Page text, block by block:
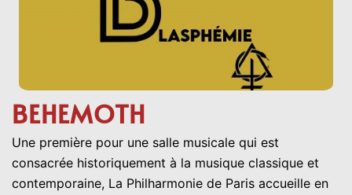
BEHEMOTH
Une première pour une salle musicale qui est
consacrée historiquement à la musique classique et
contemporaine, La Philharmonie de Paris accueille en